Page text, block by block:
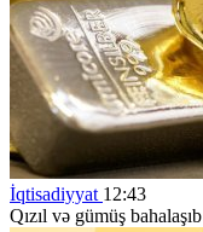
İqtisadiyyat 12:43
Qızıl və gümüş bahalaşıb